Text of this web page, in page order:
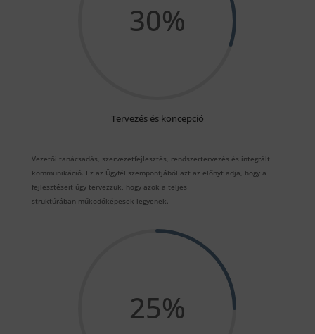
30%
Tervezés és koncepció
Vezetői tanácsadás, szervezetfejlesztés, rendszertervezés és integrált
kommunikáció. Ez az Ügyfél szempontjából azt az előnyt adja, hogy a
fejlesztéseit úgy tervezzük, hogy azok a teljes
struktúrában működőképesek legyenek.
25%